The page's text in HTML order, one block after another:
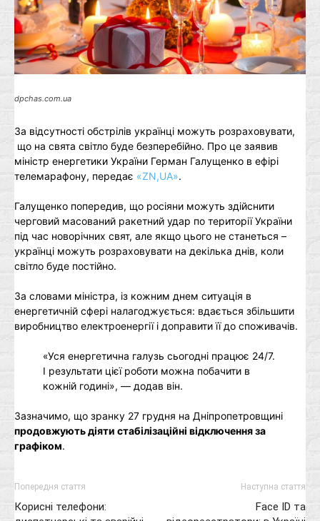
dpchas.com.ua
За відсутності обстрілів українці можуть розраховувати,
що на свята світло буде безперебійно. Про це заявив
міністр енергетики України Герман Галущенко в ефірі
телемарафону, передає «ZN,UA».
Галущенко попередив, що росіяни можуть здійснити
черговий масований ракетний удар по території України
під час новорічних свят, але якщо цього не станеться –
українці можуть розраховувати на декілька днів, коли
світло буде постійно.
За словами міністра, із кожним днем ситуація в
енергетичній сфері налагоджується: вдається збільшити
виробництво електроенергії і доправити її до споживачів.
«Уся енергетична галузь сьогодні працює 24/7.
І результати цієї роботи можна побачити в
кожній годині», — додав він.
Зазначимо, що зранку 27 грудня на Дніпропетровщині
продовжують діяти стабілізаційні відключення за
графіком.
Попередня стаття
Корисні телефони:
Наступна стаття
Face ID та